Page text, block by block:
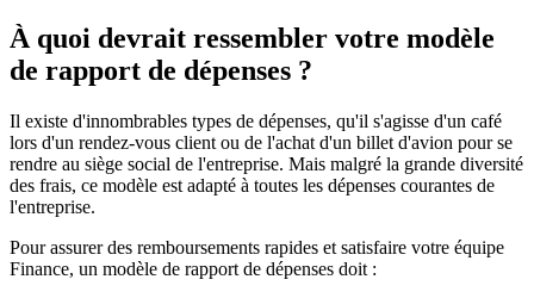
À quoi devrait ressembler votre modèle
de rapport de dépenses ?
Il existe d'innombrables types de dépenses, qu'il s'agisse d'un café
lors d'un rendez-vous client ou de l'achat d'un billet d'avion pour se
rendre au siège social de l'entreprise. Mais malgré la grande diversité
des frais, ce modèle est adapté à toutes les dépenses courantes de
l'entreprise.
Pour assurer des remboursements rapides et satisfaire votre équipe
Finance, un modèle de rapport de dépenses doit :